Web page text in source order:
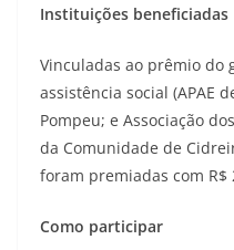
Instituições beneficiadas
Vinculadas ao prêmio do
assistência social (APAE
Pompeu; e Associação
da Comunidade de
foram premiadas com R$
Como participar